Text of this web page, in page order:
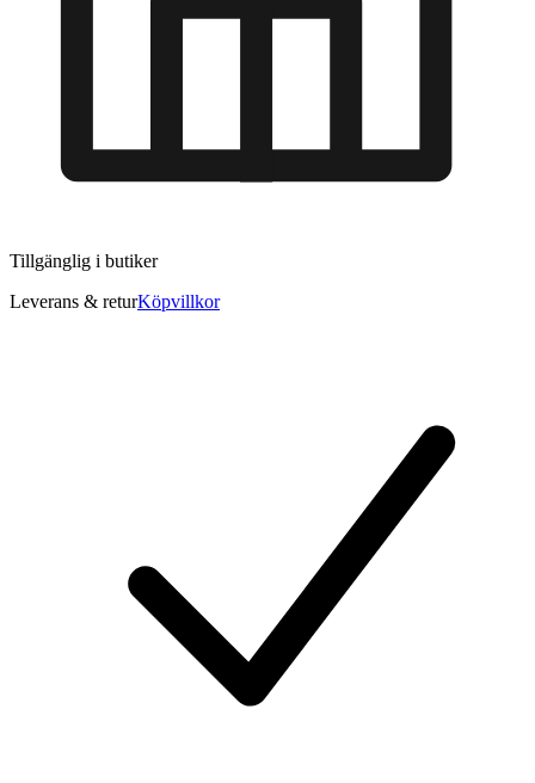
Tillgänglig i butiker
Leverans & returKöpvillkor